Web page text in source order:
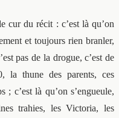
cur du récit : c’est là qu’on
et toujours rien branler,
pas de la drogue, c’est de
la thune des parents, ces
c’est là qu’on s’engueule,
trahies, les Victoria, les